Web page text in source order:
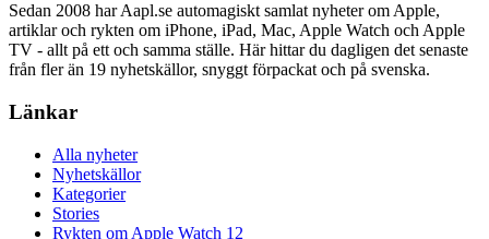
Sedan 2008 har Aapl.se automagiskt samlat nyheter om Apple,
artiklar och rykten om iPhone, iPad, Mac, Apple Watch och Apple
TV - allt på ett och samma ställe. Här hittar du dagligen det senaste
från fler än 19 nyhetskällor, snyggt förpackat och på svenska.
Länkar
Alla nyheter
Nyhetskällor
Kategorier
Stories
Rykten om Apple Watch 12